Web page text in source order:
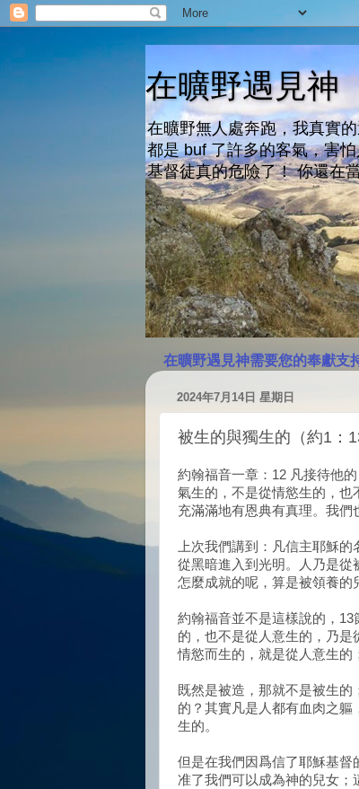
在曠野遇見神
在曠野無人處奔跑，我真實
都是 buf 了許多的客氣，害
基督徒真的危險了！ 你還在
在曠野遇見神需要您的奉獻支
2024年7月14日 星期日
被生的與獨生的（約1：
約翰福音一章：12 凡接待他
氣生的，不是從情慾生的，也
充滿滿地有恩典有真理。我們
上次我們講到：凡信主耶穌
從黑暗進入到光明。人乃是從
怎麼成就的呢，算是被領養的
約翰福音並不是這樣說的，
的，也不是從人意生的，乃
情慾而生的，就是從人意生的
既然是被造，那就不是被生
的？其實凡是人都有血肉之
生的。
但是在我們因爲信了耶穌基
准了我們可以成為神的兒女；